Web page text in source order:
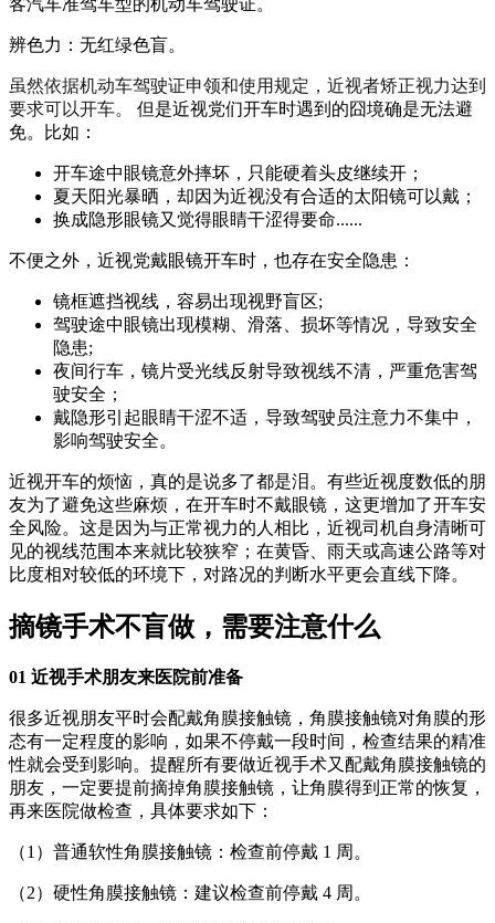
客汽车准驾车型的机动车驾驶证。
辨色力：无红绿色盲。
虽然依据机动车驾驶证申领和使用规定，近视者矫正视力达到
要求可以开车。
但是近视党们开车时遇到的囧境确是无法避
免。比如：
开车途中眼镜意外摔坏，只能硬着头皮继续开；
夏天阳光暴晒，却因为近视没有合适的太阳镜可以戴；
换成隐形眼镜又觉得眼睛干涩得要命......
不便之外，近视党戴眼镜开车时，也存在安全隐患：
镜框遮挡视线，容易出现视野盲区;
驾驶途中眼镜出现模糊、滑落、损坏等情况，导致安全
隐患;
夜间行车，镜片受光线反射导致视线不清，严重危害驾
驶安全；
戴隐形引起眼睛干涩不适，导致驾驶员注意力不集中，
影响驾驶安全。
近视开车的烦恼，真的是说多了都是泪。有些近视度数低的朋
友为了避免这些麻烦，在开车时不戴眼镜，这更增加了开车安
全风险。这是因为与正常视力的人相比，近视司机自身清晰可
见的视线范围本来就比较狭窄；在黄昏、雨天或高速公路等对
比度相对较低的环境下，对路况的判断水平更会直线下降。
摘镜手术不盲做，需要注意什么
01 近视手术朋友来医院前准备
很多近视朋友平时会配戴角膜接触镜，角膜接触镜对角膜的形
态有一定程度的影响，如果不停戴一段时间，检查结果的精准
性就会受到影响。提醒所有要做近视手术又配戴角膜接触镜的
朋友，一定要提前摘掉角膜接触镜，让角膜得到正常的恢复，
再来医院做检查，具体要求如下：
（1）普通软性角膜接触镜：检查前停戴 1 周。
（2）硬性角膜接触镜：建议检查前停戴 4 周。